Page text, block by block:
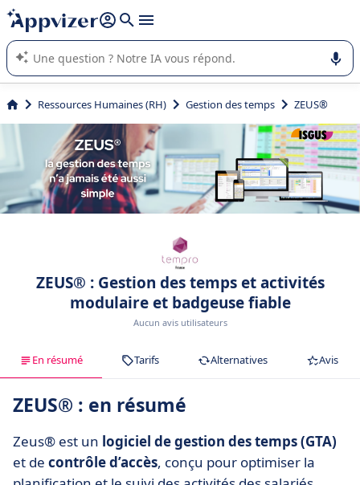
répondre (plusieurs lignes avec
L'IA de Appvizer vous guide dans l'utilisation ou la sélection de
logiciel SaaS en entreprise.
Ressources Humaines (RH) Gestion des temps ZEUS®
ZEUS® : Gestion des temps et activités
modulaire et badgeuse fiable
Aucun avis utilisateurs
En résumé Tarifs Alternatives Avis
ZEUS® : en résumé
Zeus® est un logiciel de gestion des temps (GTA)
et de contrôle d’accès, conçu pour optimiser la